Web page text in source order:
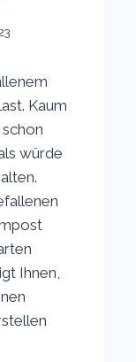
Kaum
würde
Ihnen,